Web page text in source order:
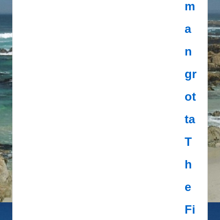
m
a
n
gr
ot
ta
T
h
e
Fi